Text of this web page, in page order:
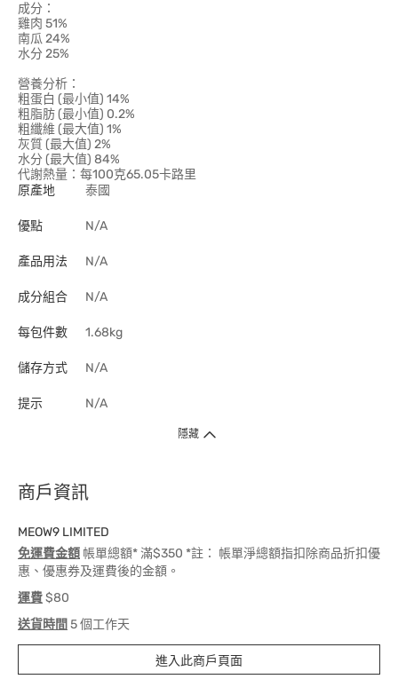
成分：
雞肉 51%
南瓜 24%
水分 25%
營養分析：
粗蛋白 (最小值) 14%
粗脂肪 (最小值) 0.2%
粗纖維 (最大值) 1%
灰質 (最大值) 2%
水分 (最大值) 84%
代謝熱量：每100克65.05卡路里
原產地
泰國
優點 N/A
產品用法 N/A
成分組合 N/A
每包件數 1.68kg
儲存方式 N/A
提示 N/A
隱藏
商戶資訊
MEOW9 LIMITED
免運費金額 帳單總額* 滿$350 *註： 帳單淨總額指扣除商品折扣優
惠、優惠券及運費後的金額。
運費$80
送貨時間 5 個工作天
進入此商戶頁面